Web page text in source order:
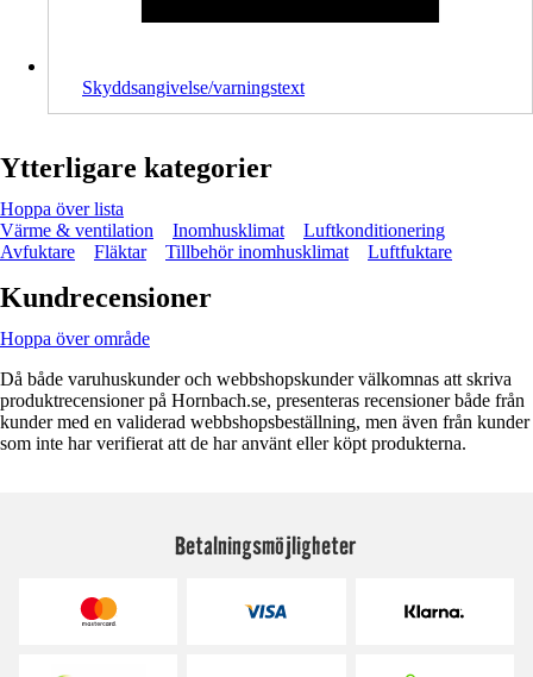
Skyddsangivelse/varningstext
Ytterligare kategorier
Hoppa över lista
Värme & ventilation
Inomhusklimat
Luftkonditionering
Avfuktare
Fläktar Tillbehör inomhusklimat Luftfuktare
Kundrecensioner
Hoppa över område
Då både varuhuskunder och webbshopskunder välkomnas att skriva
produktrecensioner på Hornbach.se, presenteras recensioner både från
kunder med en validerad webbshopsbeställning, men även från kunder
som inte har verifierat att de har använt eller köpt produkterna.
Betalningsmöjligheter